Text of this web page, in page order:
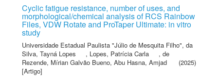
Cyclic fatigue resistance, number of uses, and
morphological/chemical analysis of RCS Rainbow
Files, VDW Rotate and ProTaper Ultimate: in vitro
study
Universidade Estadual Paulista "Júlio de Mesquita Filho", da
Silva, Tayná Lopes
, Lopes, Patrícia Carla , de
Rezende, Mírian Galvão Bueno, Abu Hasna, Amjad
(2025)
[Artigo]